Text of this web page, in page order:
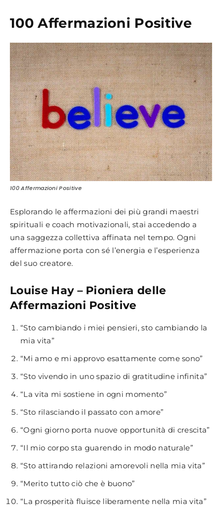
100 Affermazioni Positive
100 Affermazioni Positive
Esplorando le affermazioni dei più grandi maestri
spirituali e coach motivazionali, stai accedendo a
una saggezza collettiva affinata nel tempo. Ogni
affermazione porta con sé l’energia e l’esperienza
del suo creatore.
Louise Hay – Pioniera delle
Affermazioni Positive
“Sto cambiando i miei pensieri, sto cambiando la
mia vita”
“Mi amo e mi approvo esattamente come sono”
“Sto vivendo in uno spazio di gratitudine infinita”
“La vita mi sostiene in ogni momento”
“Sto rilasciando il passato con amore”
“Ogni giorno porta nuove opportunità di crescita”
“Il mio corpo sta guarendo in modo naturale”
“Sto attirando relazioni amorevoli nella mia vita”
“Merito tutto ciò che è buono”
“La prosperità fluisce liberamente nella mia vita”